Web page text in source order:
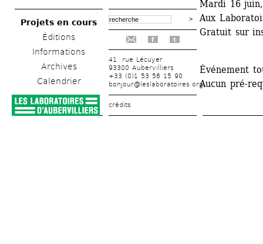
Projets en cours
Éditions
Informations
Archives
Calendrier
f t
41, rue Lécuyer
93300 Aubervilliers
+33 (0)1 53 56 15 90
bonjour@leslaboratoires.org
crédits
Mardi 16
Aux
Gratuit sur
Événement
Aucun pré-